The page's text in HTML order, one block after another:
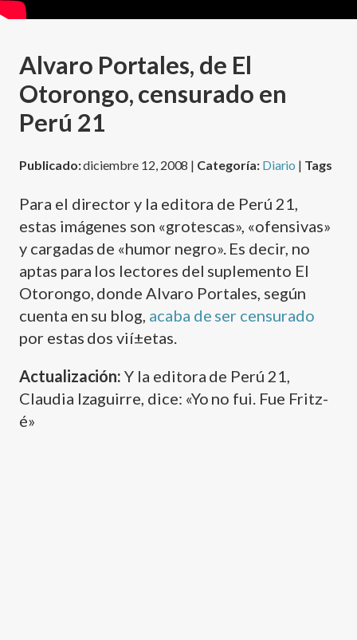
Alvaro Portales, de El
Otorongo, censurado en
Perú 21
Publicado:diciembre 12, 2008 | Categoría: Diario | Tags
Para el director y la editora de Perú 21,
estas imágenes son «grotescas», «ofensivas»
y cargadas de «humor negro». Es decir, no
aptas para los lectores del suplemento El
Otorongo, donde Alvaro Portales, según
cuenta en su blog, acaba de ser censurado
por estas dos vií±etas.
Actualización: Y la editora de Perú 21,
Claudia Izaguirre, dice: «Yo no fui. Fue Fritz-
é»